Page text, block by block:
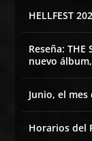
HELLFEST
Reseña: THE
nuevo
Junio, el mes
Horarios del